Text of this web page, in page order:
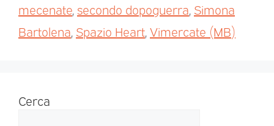
mecenate secondo dopoguerra Simona
Bartolena Spazio Heart Vimercate (MB)
Cerca